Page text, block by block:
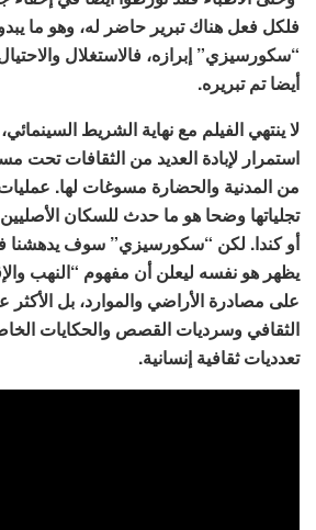
فلكل فعل هناك تبرير حاضر له، وهو ما
“سكورسيزي” إبرازه، فالاستغلال
أيضا تم تبريره.
لا ينتهي الفيلم مع نهاية الشريط
استمرار لإبادة العديد من الثقافات تحت
من المدنية والحضارة مسوغات لها. عمليات
تجلياتها وضحا هو ما حدث للسكان الأصليين
أو كندا. لكن “سكورسيزي” سوف يدهشنا
يظهر هو نفسه ليعلن أن مفهوم “النهب
على مصادرة الأراضي والموارد، بل الأكثر
الثقافي وسرديات القصص والحكايات
تعدديات ثقافية إنسانية.